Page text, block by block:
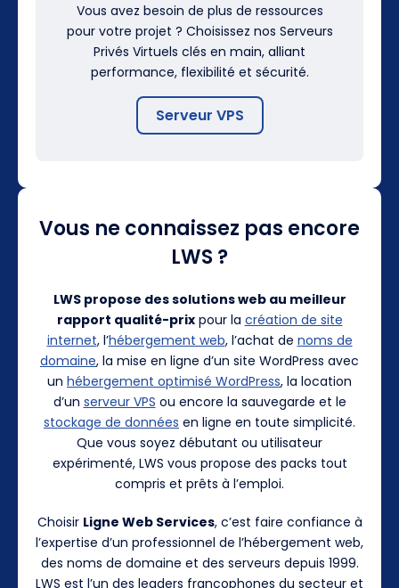
Vous avez besoin de plus de ressources
pour votre projet ? Choisissez nos Serveurs
Privés Virtuels clés en main, alliant
performance, flexibilité et sécurité.
Serveur VPS
Vous ne connaissez pas encore
LWS ?
LWS propose des solutions web au meilleur
rapport qualité-prixpour la création de site
internet, l’hébergement web, l’achat de noms de
domaine, la mise en ligne d’un site WordPress avec
un hébergement optimisé WordPress, la location
d’un serveur VPS ou encore la sauvegarde et le
stockage de données en ligne en toute simplicité.
Que vous soyez débutant ou utilisateur
expérimenté, LWS vous propose des packs tout
compris et prêts à l’emploi.
Choisir Ligne Web Services, c’est faire confiance à
l’expertise d’un professionnel de l’hébergement web,
des noms de domaine et des serveurs depuis 1999.
LWS est l’un des leaders francophones du secteur et